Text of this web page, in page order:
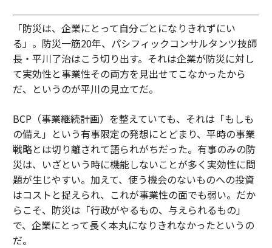
「防災は、企業にとって自分ごとになりきれずにい
る」。防災一筋20年、パシフィックコンサルタンツ技師
長・平川了治はこう切り出す。それは企業が防災に対し
て実効性と事業性その両方を見出せてこなかったから
だ、というのが平川の見立てだ。
BCP（事業継続計画）を整えていても、それは「もしも
の備え」という有事限定の発想にとどまり、平時の事業
戦略とは切り離されて語られがちだった。有事のみの防
災は、いざという時に機能しないことが多く実効性に問
題が生じやすい。加えて、使う機会のないものへの投資
はコストと捉えられ、これが事業性の面でも弱い。だか
らこそ、防災は「行政がやるもの、与えられるもの」
で、企業にとって長く本丸になりきれなかったというの
だ。